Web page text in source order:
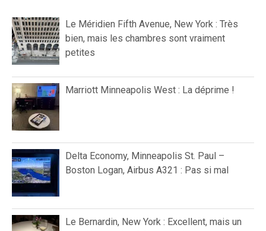
Le Méridien Fifth Avenue, New York : Très
bien, mais les chambres sont vraiment
petites
Marriott Minneapolis West : La déprime !
Delta Economy, Minneapolis St. Paul –
Boston Logan, Airbus A321 : Pas si mal
Le Bernardin, New York : Excellent, mais un